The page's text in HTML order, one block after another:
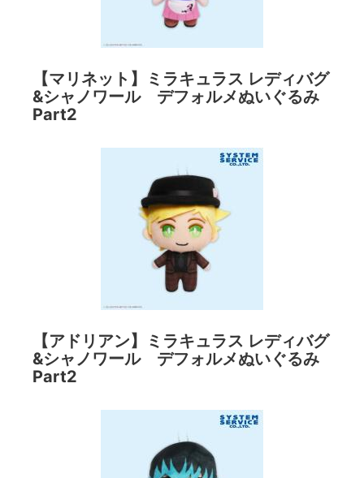
【マリネット】ミラキュラス レディバグ
&シャノワール デフォルメぬいぐるみ
Part2
【アドリアン】ミラキュラス レディバグ
&シャノワール デフォルメぬいぐるみ
Part2